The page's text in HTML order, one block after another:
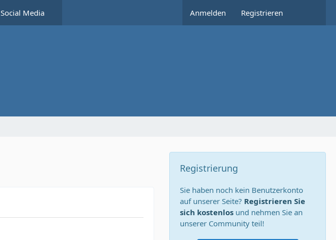
Social Media Anmelden Registrieren
Registrierung
Sie haben noch kein Benutzerkonto
auf unserer Seite? Registrieren Sie
sich kostenlos und nehmen Sie an
unserer Community teil!